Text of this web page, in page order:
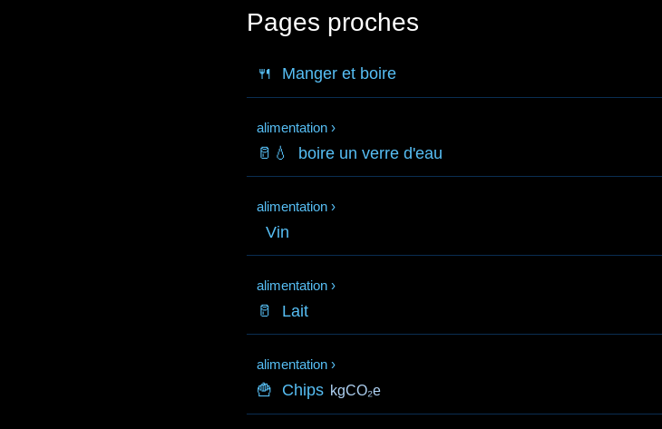
Pages proches
🍴 Manger et boire
alimentation ›
🥛💧 boire un verre d'eau
alimentation ›
Vin
alimentation ›
🥛 Lait
alimentation ›
🍟 Chips kgCO₂e